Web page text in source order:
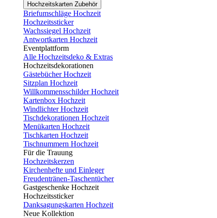
Hochzeitskarten Zubehör
Briefumschläge Hochzeit
Hochzeitssticker
Wachssiegel Hochzeit
Antwortkarten Hochzeit
Eventplattform
Alle Hochzeitsdeko & Extras
Hochzeitsdekorationen
Gästebücher Hochzeit
Sitzplan Hochzeit
Willkommensschilder Hochzeit
Kartenbox Hochzeit
Windlichter Hochzeit
Tischdekorationen Hochzeit
Menükarten Hochzeit
Tischkarten Hochzeit
Tischnummern Hochzeit
Für die Trauung
Hochzeitskerzen
Kirchenhefte und Einleger
Freudentränen-Taschentücher
Gastgeschenke Hochzeit
Hochzeitssticker
Danksagungskarten Hochzeit
Neue Kollektion